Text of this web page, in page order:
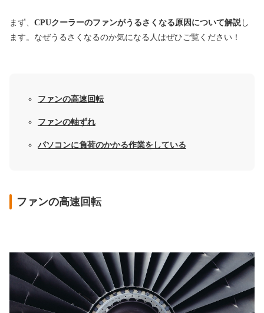
まず、 CPUクーラーのファンがうるさくなる原因について解説 し
ます。なぜうるさくなるのか気になる人はぜひご覧ください！
ファンの高速回転
ファンの軸ずれ
パソコンに負荷のかかる作業をしている
ファンの高速回転